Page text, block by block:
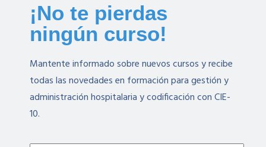
¡No te pierdas
ningún curso!
Mantente informado sobre nuevos cursos y recibe
todas las novedades en formación para gestión y
administración hospitalaria y codificación con CIE-
10.